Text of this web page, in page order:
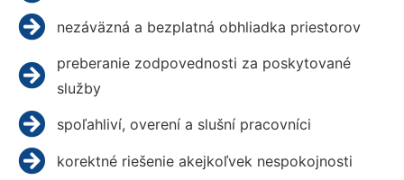
nezáväzná a bezplatná obhliadka priestorov
preberanie zodpovednosti za poskytované
služby
spoľahliví, overení a slušní pracovníci
korektné riešenie akejkoľvek nespokojnosti